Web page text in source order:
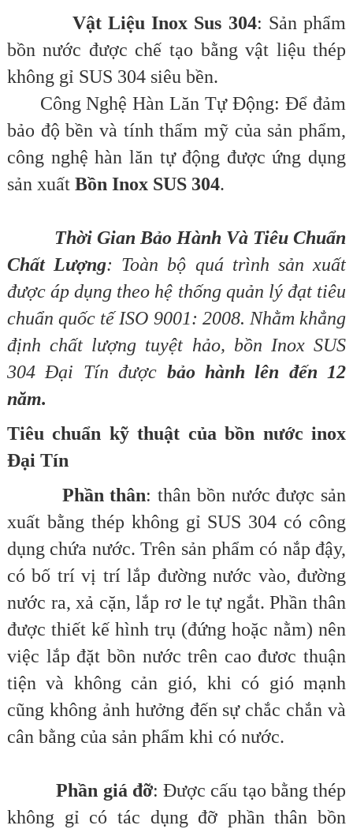
Vật Liệu Inox Sus 304: Sản phẩm
bồn nước được chế tạo bằng vật liệu thép
không gỉ SUS 304 siêu bền.
Công Nghệ Hàn Lăn Tự Động: Để đảm
bảo độ bền và tính thẩm mỹ của sản phẩm,
công nghệ hàn lăn tự động được ứng dụng
sản xuấtBồn Inox SUS 304.
Thời Gian Bảo Hành Và Tiêu Chuẩn
Chất Lượng: Toàn bộ quá trình sản xuất
được áp dụng theo hệ thống quản lý đạt tiêu
chuẩn quốc tế ISO 9001: 2008. Nhằm khẳng
định chất lượng tuyệt hảo, bồn Inox SUS
304 Đại Tín được bảo hành lên đến 12
năm.
Tiêu chuẩn kỹ thuật của bồn nước inox
Đại Tín
Phần thân: thân bồn nước được sản
xuất bằng thép không gỉ SUS 304 có công
dụng chứa nước. Trên sản phẩm có nắp đậy,
có bố trí vị trí lắp đường nước vào, đường
nước ra, xả cặn, lắp rơ le tự ngắt. Phần thân
được thiết kế hình trụ (đứng hoặc nằm) nên
việc lắp đặt bồn nước trên cao đươc thuận
tiện và không cản gió, khi có gió mạnh
cũng không ảnh hưởng đến sự chắc chắn và
cân bằng của sản phẩm khi có nước.
Phần giá đỡ: Được cấu tạo bằng thép
không gỉ có tác dụng đỡ phần thân bồn